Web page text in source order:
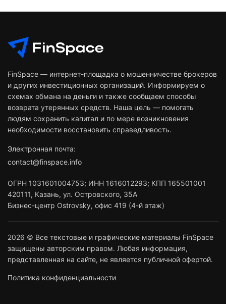
FinSpace — интернет-площадка о мошенничестве брокеров
и других инвестиционных организаций. Информируем о
схемах обмана на деньги и также сообщаем способы
возврата утерянных средств. Наша цель — помогать
людям сохранить капитал и по мере возникновения
необходимости восстановить справедливость.
Электронная почта:
contact@finspace.info
ОГРН 1031601004753; ИНН 1616012293; КПП 165501001
420111, Казань, ул. Островского, 35А
Бизнес-центр Ostrovsky, офис 419 (4-й этаж)
2026 © Все текстовые и графические материалы FinSpace
защищены авторским правом. Любая информация,
представленная на сайте, не является публичной офертой.
Политика конфиденциальности